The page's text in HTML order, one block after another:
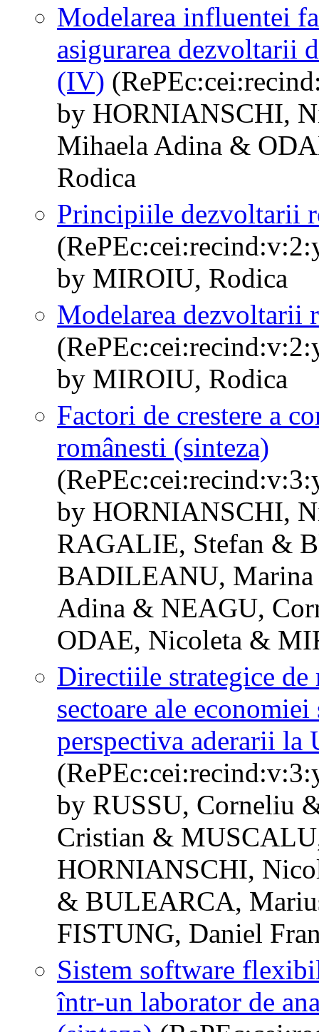
Modelarea influentei
asigurarea dezvoltarii
(IV)
by HORNIANSCHI,
Mihaela Adina &
Rodica
Principiile dezvoltarii
by MIROIU, Rodica
Modelarea dezvoltarii
by MIROIU, Rodica
Factori de crestere a
românesti (sinteza)
by HORNIANSCHI,
RAGALIE, Stefan &
BADILEANU,
Adina & NEAGU,
ODAE, Nicoleta &
Directiile strategice
sectoare ale
perspectiva aderarii la
by RUSSU, Corneliu
Cristian &
HORNIANSCHI,
& BULEARCA,
FISTUNG, Daniel
Sistem software
într-un laborator de